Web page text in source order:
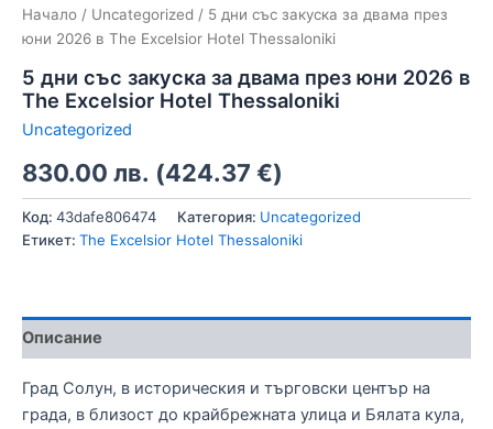
Начало / Uncategorized / 5 дни със закуска за двама през
юни 2026 в The Excelsior Hotel Thessaloniki
5 дни със закуска за двама през юни 2026 в
The Excelsior Hotel Thessaloniki
Uncategorized
830.00 лв. (424.37 €)
Код: 43dafe806474 Категория: Uncategorized
Етикет: The Excelsior Hotel Thessaloniki
Описание
Град Солун, в историческия и търговски център на
града, в близост до крайбрежната улица и Бялата кула,